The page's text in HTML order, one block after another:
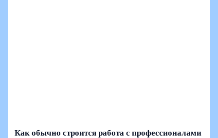
Как обычно строится работа с профессионалами